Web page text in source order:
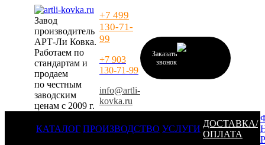
Завод
производитель
АРТ-Ли Ковка.
Работаем по
стандартам и
продаем
по честным
заводским
ценам с 2009 г.
+7 499
130-71-
99
+7 903
130-71-99
info@artli-
kovka.ru
Заказать
звонок
КАТАЛОГ ПРОИЗВОДСТВО УСЛУГИ
ДОСТАВКА/
ОПЛАТА